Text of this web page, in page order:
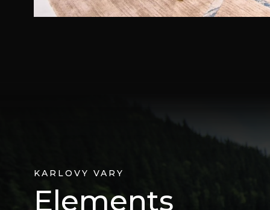
KARLOVY VARY
Elements